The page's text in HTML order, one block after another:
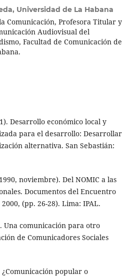
Universidad de La Habana
Comunicación, Profesora Titular y
Audiovisual del
Facultad de Comunicación de
Desarrollo económico local y
para el desarrollo: Desarrollar
alternativa. San Sebastián:
noviembre). Del NOMIC a las
Documentos del Encuentro
(pp. 26-28). Lima: IPAL.
Una comunicación para otro
de Comunicadores Sociales
¿Comunicación popular o